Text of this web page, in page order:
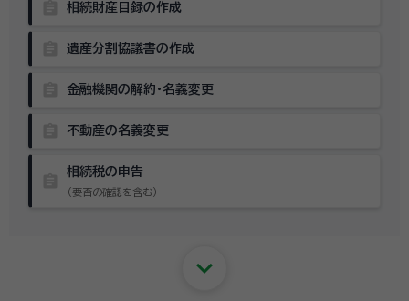
相続財産目録の作成
遺産分割協議書の作成
金融機関の解約・名義変更
不動産の名義変更
相続税の申告
（要否の確認を含む）
keyboard_arrow_down